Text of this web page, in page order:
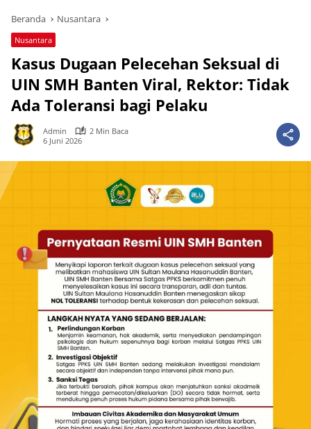
Beranda Nusantara
Nusantara
Kasus Dugaan Pelecehan Seksual di
UIN SMH Banten Viral, Rektor: Tidak
Ada Toleransi bagi Pelaku
Admin
2 Min Baca
6 Juni 2026